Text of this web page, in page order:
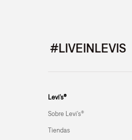
#LIVEINLEVIS
Levi’s®
Sobre Levi's®
Tiendas